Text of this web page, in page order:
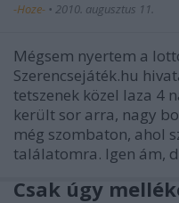
-Hoze- • 2010. augusztus 11.
Mégsem nyertem a
Szerencsejáték.hu
tetszenek közel laza 4
került sor arra, nagy
még szombaton, ahol
találatomra. Igen ám,
Csak úgy